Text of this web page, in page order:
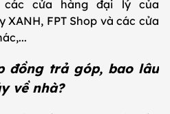
cửa hàng đại lý của
XANH, FPT Shop và các cửa
đồng trả góp, bao lâu
về nhà?